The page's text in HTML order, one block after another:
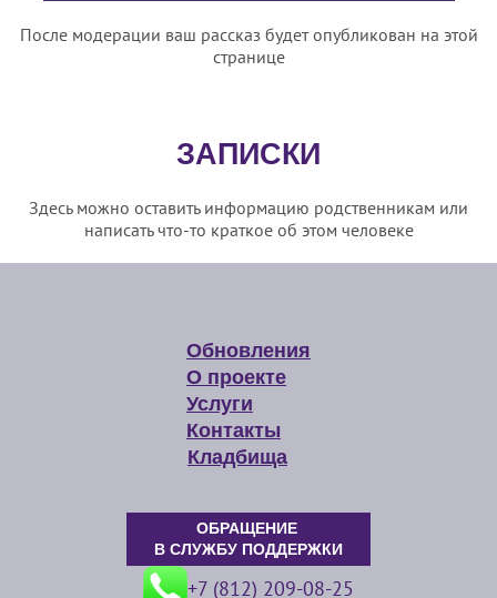
После модерации ваш рассказ будет опубликован на этой
странице
ЗАПИСКИ
Здесь можно оставить информацию родственникам или
написать что-то краткое об этом человеке
Обновления
О проекте
Услуги
Контакты
Кладбища
ОБРАЩЕНИЕ
В СЛУЖБУ ПОДДЕРЖКИ
+7 (812) 209-08-25